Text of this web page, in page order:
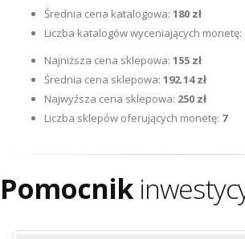
Średnia cena katalogowa: 180 zł
Liczba katalogów wyceniających monetę:
Najniższa cena sklepowa: 155 zł
Średnia cena sklepowa: 192.14 zł
Najwyźsza cena sklepowa: 250 zł
Liczba sklepów oferujących monetę: 7
Pomocnik